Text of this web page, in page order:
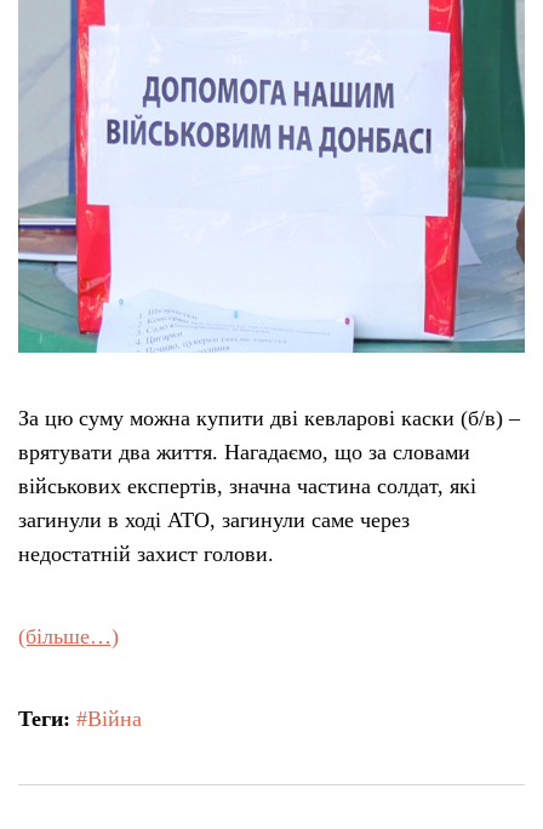
За цю суму можна купити дві кевларові каски (б/в) –
врятувати два життя. Нагадаємо, що за словами
військових експертів, значна частина солдат, які
загинули в ході АТО, загинули саме через
недостатній захист голови.
(більше…)
Теги: #Війна